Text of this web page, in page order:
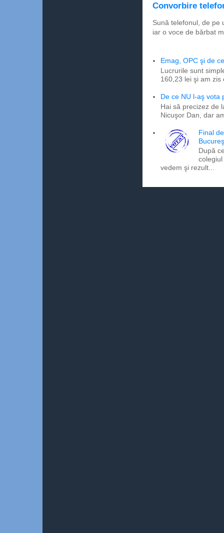
Convorbire
Sună telefonul, de pe
iar o voce de bărbat
Emag, OPC şi de
Lucrurile sunt
160,23 lei şi am
De ce NU l-aş vota
Hai să precizez de
Nicuşor Dan, dar
Final
După
vedem şi rezult...